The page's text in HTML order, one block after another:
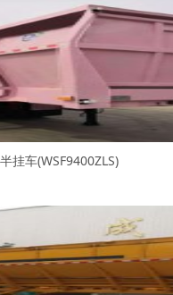
挂车(WSF9400ZLS)